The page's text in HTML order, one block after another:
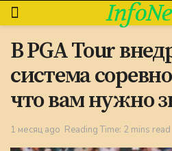
В PGA Tour
система
что вам нужно
1 месяц ago Reading Time: 2 mins read